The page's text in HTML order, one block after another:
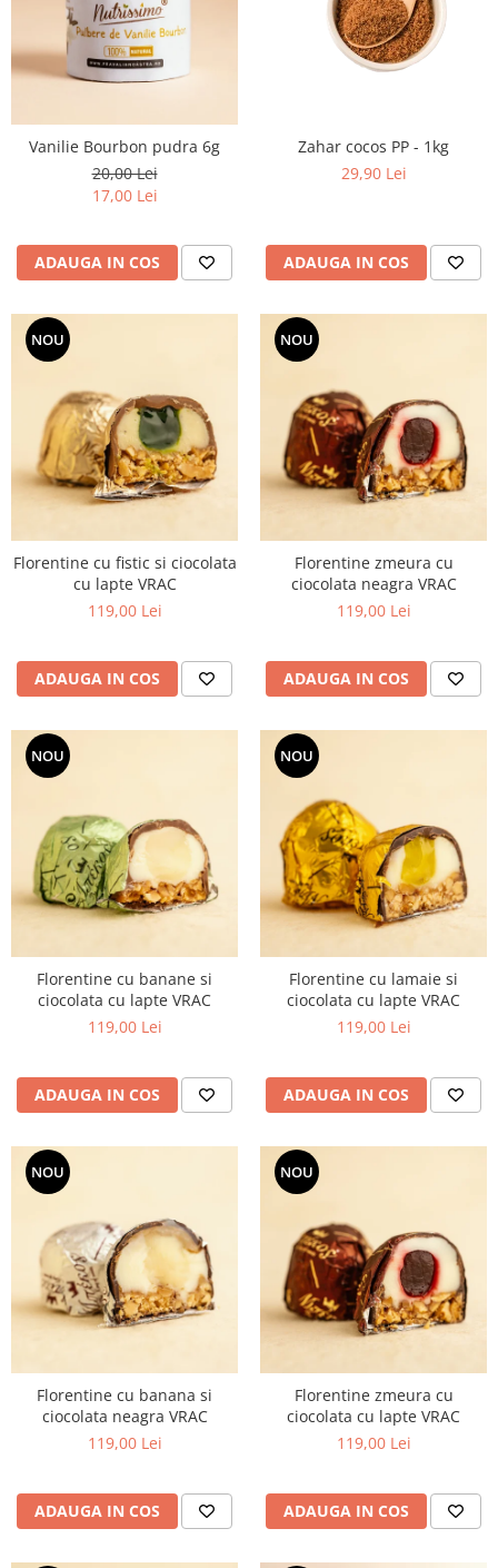
CREME ȘI PASTE TARTINABILE
CONDIMENTE
CIOCOLATĂ ȘI CACAO
HEALTHY SNACKS
SUPERALIMENTE
BACANIE
PRODUSE ECO / ORGANICE
PRODUSE ROMÂNEȘTI
COSMETICE
TOATE PRODUSELE
Vanilie Bourbon pudra 6g
20,00 Lei
17,00 Lei
ADAUGA IN COS
Zahar cocos PP - 1kg
29,90 Lei
ADAUGA IN COS
NOU
Florentine cu fistic si ciocolata
cu lapte VRAC
119,00 Lei
ADAUGA IN COS
NOU
Florentine zmeura cu
ciocolata neagra VRAC
119,00 Lei
ADAUGA IN COS
NOU
Florentine cu banane si
ciocolata cu lapte VRAC
119,00 Lei
ADAUGA IN COS
NOU
Florentine cu lamaie si
ciocolata cu lapte VRAC
119,00 Lei
ADAUGA IN COS
NOU
Florentine cu banana si
ciocolata neagra VRAC
119,00 Lei
ADAUGA IN COS
NOU
Florentine zmeura cu
ciocolata cu lapte VRAC
119,00 Lei
ADAUGA IN COS